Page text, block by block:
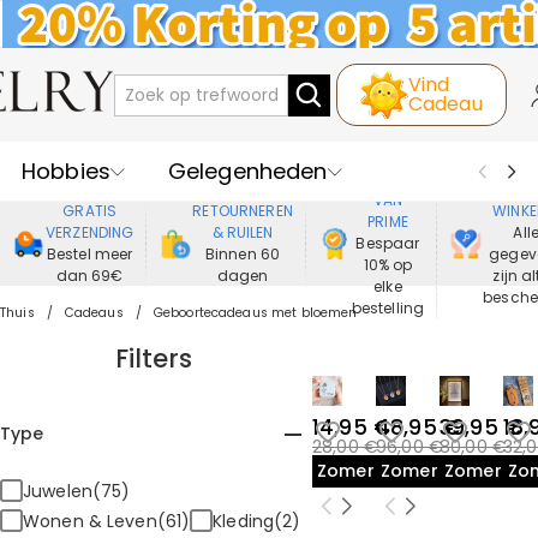
Vind
Cadeau
Hobbies
Gelegenheden
Recipienten
Best Verkochte
Nieuwe
Juwelen
Wonen&Leven
GRATIS
VERZENDING
Bestel meer
dan 69€
RETOURNEREN
& RUILEN
Binnen 60
dagen
VAN
PRIME
Bespaar
10% op
elke
bestelling
Alle
zijn
Thuis Cadeaus Geboortecadeaus met bloemen
Filters
Type
Juwelen(75)
Wonen & Leven(61)
Kleding(2)
14,95 €
28,00 €
Zomeruitverkoop
48,95 €
96,00 €
Zomeruitverkoop
39,95 €
80,00 €